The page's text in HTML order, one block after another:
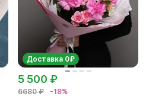
Доставка 0₽
6680 ₽ -18%
5 500 ₽